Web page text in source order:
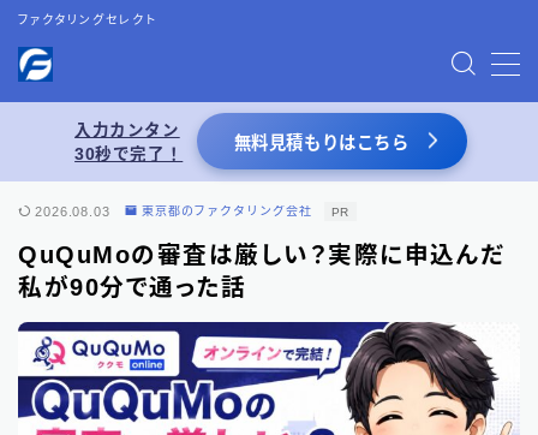
ファクタリングセレクト
MENU
お問い合わせ
特定商取引法表記
運営者情報
入力カンタン
30秒で完了！
無料見積もりはこちら
2026.08.03 東京都のファクタリング会社 PR
QuQuMoの審査は厳しい？実際に申込んだ
私が90分で通った話